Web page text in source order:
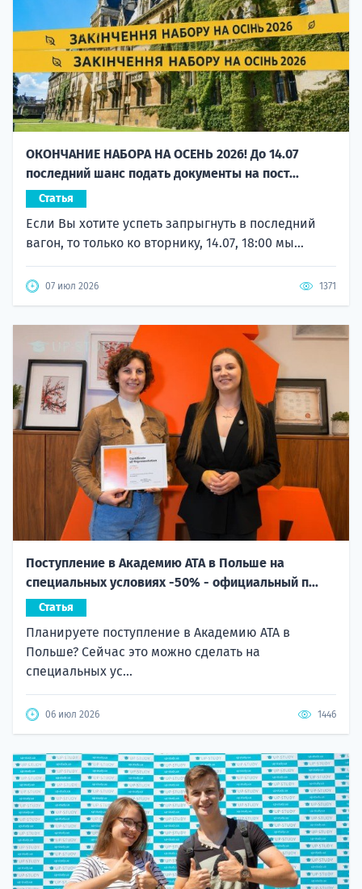
ОКОНЧАНИЕ НАБОРА НА ОСЕНЬ 2026! До 14.07
последний шанс подать документы на пост...
Статья
Если Вы хотите успеть запрыгнуть в последний
вагон, то только ко вторнику, 14.07, 18:00 мы...
07 июл 2026 1371
Поступление в Академию ATA в Польше на
специальных условиях -50% - официальный п...
Статья
Планируете поступление в Академию ATA в
Польше? Сейчас это можно сделать на
специальных ус...
06 июл 2026 1446